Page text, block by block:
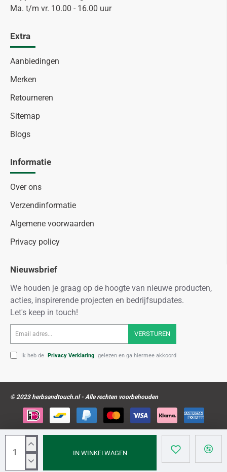
IN WINKELWAGEN
Ma. t/m vr. 10.00 - 16.00 uur
Extra
Aanbiedingen
Merken
Retourneren
Sitemap
Blogs
Informatie
Over ons
Verzendinformatie
Algemene voorwaarden
Privacy policy
Nieuwsbrief
We houden je graag op de hoogte van nieuwe producten,
acties, inspirerende projecten en bedrijfsupdates.
Let's keep in touch!
adres...
VERSTUREN
Ik heb de Privacy Verklaring gelezen en ga hiermee akkoord
© 2023 herbsandtouch.nl - Alle rechten voorbehouden